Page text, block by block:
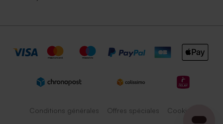
Conditions générales Offres spéciales Cookies